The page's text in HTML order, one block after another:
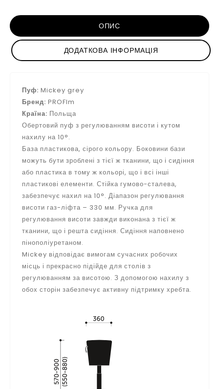
ОПИС
ДОДАТКОВА ІНФОРМАЦІЯ
Пуф: Mickey grey
Бренд: PROFIm
Країна: Польща
Обертовий пуф з регулюванням висоти і кутом
нахилу на 10°.
База пластикова, сірого кольору. Боковини бази
можуть бути зроблені з тієї ж тканини, що і сидіння
або пластика в тому ж кольорі, що і всі інші
пластикові елементи. Стійка гумово-сталева,
забезпечує нахил на 10°. Діапазон регулювання
висоти газ-ліфта – 330 мм. Ручка для
регулювання висоти завжди виконана з тієї ж
тканини, що і решта сидіння. Сидіння наповнено
пінополіуретаном.
Mickey відповідає вимогам сучасних робочих
місць і прекрасно підійде для столів з
регулюванням за висотою. З допомогою нахилу з
обох сторін забезпечує активну підтримку хребта.